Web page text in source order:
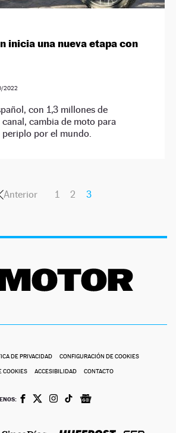
inicia una nueva etapa con
2022
con 1,3 millones de
cambia de moto para
por el mundo.
Anterior 1 2 3
DE PRIVACIDAD CONFIGURACIÓN DE COOKIES
COOKIES ACCESIBILIDAD CONTACTO